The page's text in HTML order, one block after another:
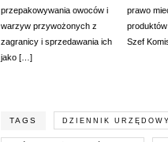
przepakowywania owoców i
warzyw przywożonych z
zagranicy i sprzedawania ich
jako […]
prawo
Szef
TAGS DZIENNIK URZĘDOWY